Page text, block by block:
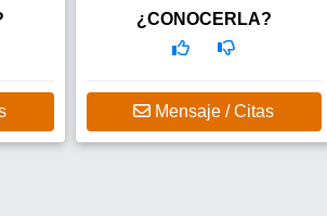
¿CONOCERLA?
Mensaje / Citas